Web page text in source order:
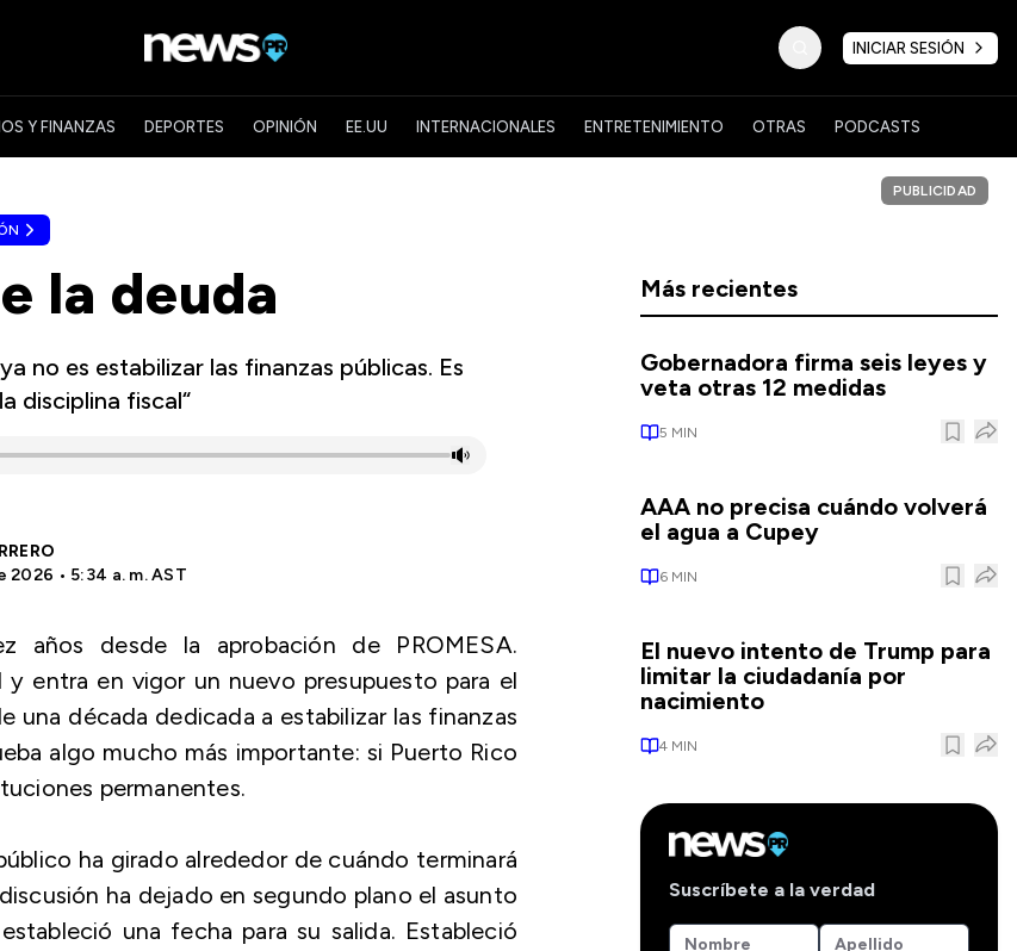
INICIAR SESIÓN
Y FINANZAS DEPORTES OPINIÓN EE.UU INTERNACIONALES ENTRETENIMIENTO OTRAS PODCASTS
la deuda
no es estabilizar las finanzas públicas. Es
disciplina fiscal“
2026 • 5:34 a. m. AST
desde la aprobación de PROMESA.
entra en vigor un nuevo presupuesto para el
década dedicada a estabilizar las finanzas
algo mucho más importante: si Puerto Rico
permanentes.
ha girado alrededor de cuándo terminará
ha dejado en segundo plano el asunto
una fecha para su salida. Estableció
PUBLICIDAD
Más recientes
Gobernadora firma seis leyes y
veta otras 12 medidas
5 MIN
AAA no precisa cuándo volverá
el agua a Cupey
6 MIN
El nuevo intento de Trump para
limitar la ciudadanía por
nacimiento
4 MIN
Suscríbete a la verdad